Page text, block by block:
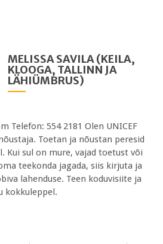
MELISSA SAVILA (KEILA,
KLOOGA, TALLINN JA
LÄHIÜMBRUS)
Telefon: 554 2181 Olen UNICEF
Toetan ja nõustan peresid
Kui sul on mure, vajad toetust või
teekonda jagada, siis kirjuta ja
lahenduse. Teen koduvisiite ja
kokkuleppel.